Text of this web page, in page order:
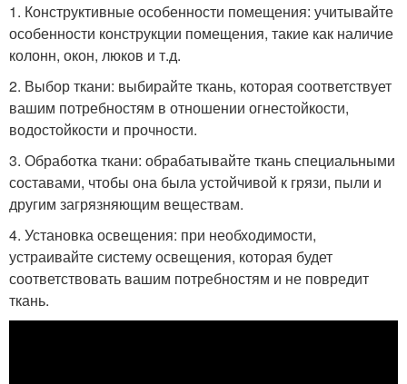
1. Конструктивные особенности помещения: учитывайте
особенности конструкции помещения, такие как наличие
колонн, окон, люков и т.д.
2. Выбор ткани: выбирайте ткань, которая соответствует
вашим потребностям в отношении огнестойкости,
водостойкости и прочности.
3. Обработка ткани: обрабатывайте ткань специальными
составами, чтобы она была устойчивой к грязи, пыли и
другим загрязняющим веществам.
4. Установка освещения: при необходимости,
устраивайте систему освещения, которая будет
соответствовать вашим потребностям и не повредит
ткань.